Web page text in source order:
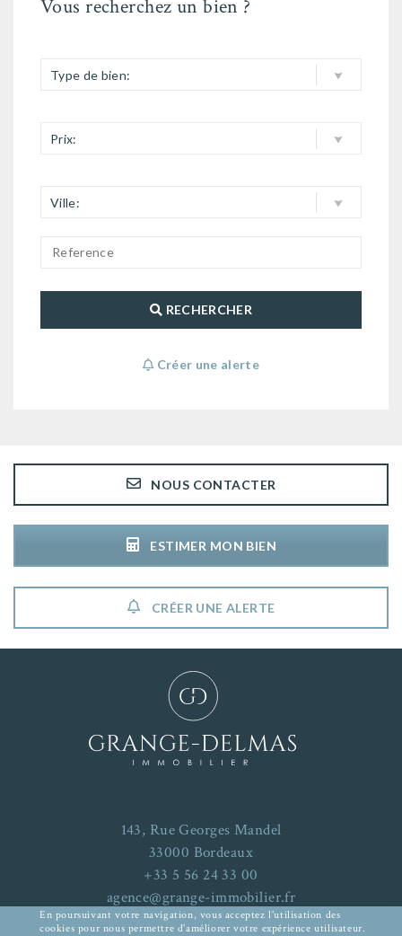
Vous recherchez un bien ?
Type de bien:
Prix:
Ville:
RECHERCHER
Créer une alerte
NOUS CONTACTER
ESTIMER MON BIEN
CRÉER UNE ALERTE
143, Rue Georges Mandel
33000 Bordeaux
+33 5 56 24 33 00
agence@grange-immobilier.fr
En poursuivant votre navigation, vous acceptez l'utilisation des
cookies pour nous permettre d'améliorer votre expérience utilisateur.